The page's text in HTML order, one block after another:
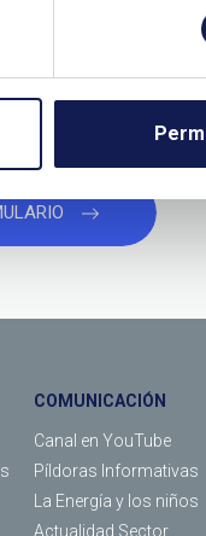
COMUNICACIÓN
Canal en YouTube
Píldoras Informativas
La Energía y los niños
Actualidad Sector